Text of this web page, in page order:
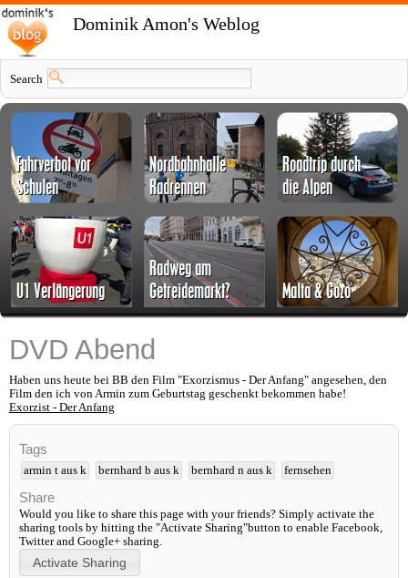
Dominik Amon's Weblog
Search
DVD Abend
Haben uns heute bei BB den Film "Exorzismus - Der Anfang" angesehen, den
Film den ich von Armin zum Geburtstag geschenkt bekommen habe!
Exorzist - Der Anfang
Tags
armin t aus k bernhard b aus k bernhard n aus k fernsehen
Share
Would you like to share this page with your friends? Simply activate the
sharing tools by hitting the "Activate Sharing"button to enable Facebook,
Twitter and Google+ sharing.